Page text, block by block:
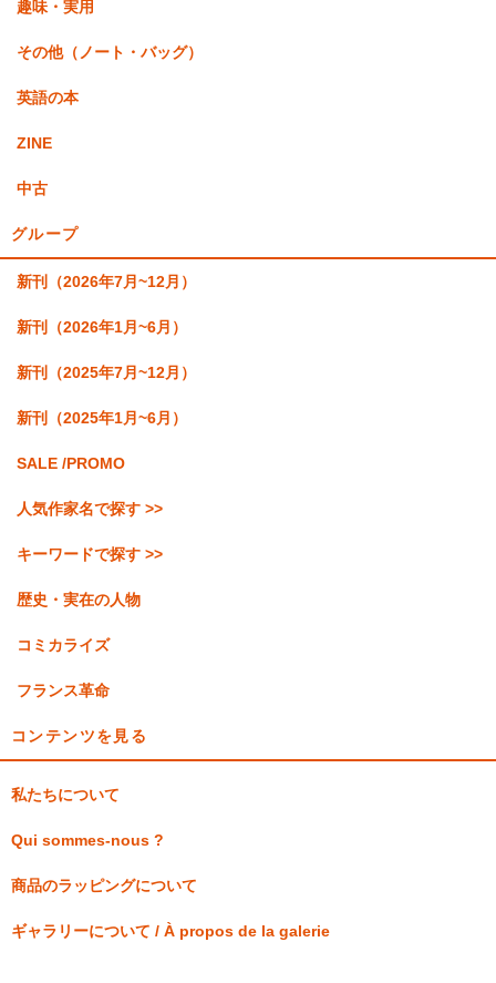
趣味・実用
その他（ノート・バッグ）
英語の本
ZINE
中古
グループ
新刊（2026年7月~12月）
新刊（2026年1月~6月）
新刊（2025年7月~12月）
新刊（2025年1月~6月）
SALE /PROMO
人気作家名で探す >>
キーワードで探す >>
歴史・実在の人物
コミカライズ
フランス革命
コンテンツを見る
私たちについて
Qui sommes-nous ?
商品のラッピングについて
ギャラリーについて / À propos de la galerie